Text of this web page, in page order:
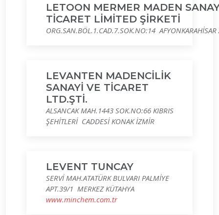
LETOON MERMER MADEN
TİCARET LİMİTED ŞİRKETİ
ORG.SAN.BÖL.1.CAD.7.SOK.NO:14 AFYONKARAHİSAR
LEVANTEN MADENCİLİK
SANAYİ VE TİCARET
LTD.ŞTİ.
ALSANCAK MAH.1443 SOK.NO:66 KIBRIS
ŞEHİTLERİ CADDESİ KONAK İZMİR
LEVENT TUNCAY
SERVİ MAH.ATATÜRK BULVARI PALMİYE
APT.39/1 MERKEZ KÜTAHYA
www.minchem.com.tr